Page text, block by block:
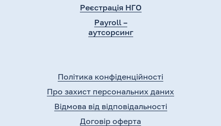
Реєстрація НГО
Payroll –
аутсорсинг
Політика конфіденційності
Про захист персональних даних
Відмова від відповідальності
Договір оферта